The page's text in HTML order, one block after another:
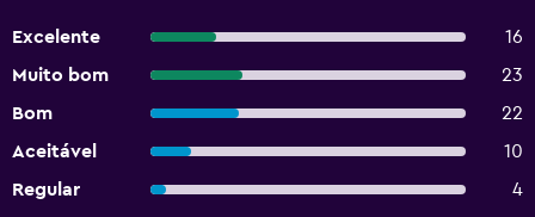
Excelente
16
Muito bom
23
Bom
22
Aceitável
10
Regular
4